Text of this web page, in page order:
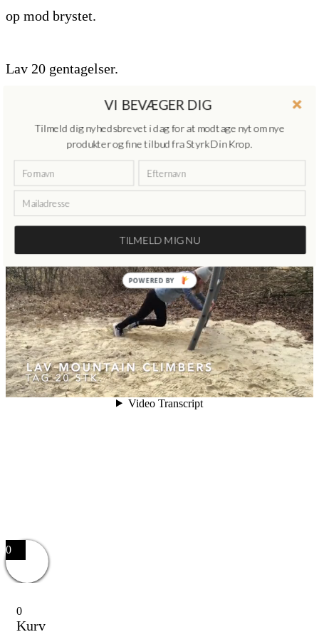
op mod brystet.
Lav 20 gentagelser.
0
0
Kurv
VI BEVÆGER DIG
Tilmeld dig nyhedsbrevet i dag for at modtage nyt om nye
produkter og fine tilbud fra Styrk Din Krop.
TILMELD MIG NU
POWERED BY